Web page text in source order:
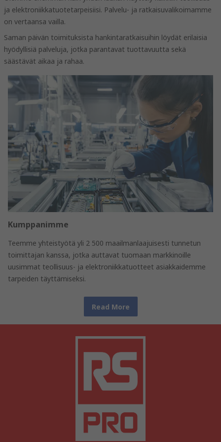
ja elektroniikkatuotetarpeisiisi. Palvelu- ja ratkaisuvalikoimamme
on vertaansa vailla.
Saman päivän toimituksista hankintaratkaisuihin löydät erilaisia
hyödyllisiä palveluja, jotka parantavat tuottavuutta sekä
säästävät aikaa ja rahaa.
Kumppanimme
Teemme yhteistyötä yli 2 500 maailmanlaajuisesti tunnetun
toimittajan kanssa, jotka auttavat tuomaan markkinoille
uusimmat teollisuus- ja elektroniikkatuotteet asiakkaidemme
tarpeiden täyttämiseksi.
Read More